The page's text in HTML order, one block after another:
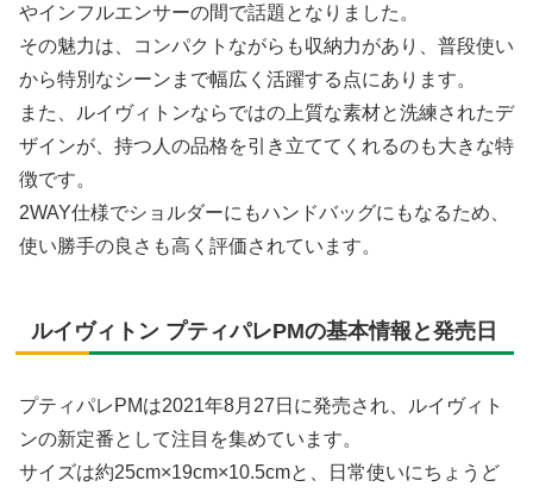
やインフルエンサーの間で話題となりました。
その魅力は、コンパクトながらも収納力があり、普段使い
から特別なシーンまで幅広く活躍する点にあります。
また、ルイヴィトンならではの上質な素材と洗練されたデ
ザインが、持つ人の品格を引き立ててくれるのも大きな特
徴です。
2WAY仕様でショルダーにもハンドバッグにもなるため、
使い勝手の良さも高く評価されています。
ルイヴィトン プティパレPMの基本情報と発売日
プティパレPMは2021年8月27日に発売され、ルイヴィト
ンの新定番として注目を集めています。
サイズは約25cm×19cm×10.5cmと、日常使いにちょうど